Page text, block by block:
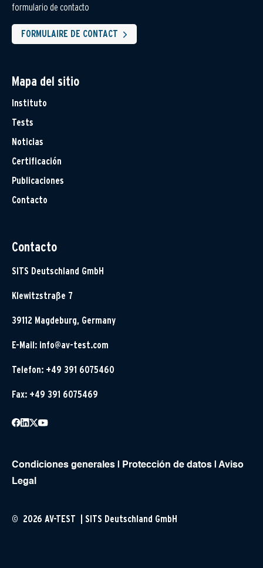
formulario de contacto
FORMULAIRE DE CONTACT
Mapa del sitio
Instituto
Tests
Noticias
Certificación
Publicaciones
Contacto
Contacto
SITS Deutschland GmbH
Klewitzstraße 7
39112 Magdeburg, Germany
E-Mail: info@av-test.com
Telefon: +49 391 6075460
Fax: +49 391 6075469
Condiciones generales Protección de datos
Aviso
Legal
© 2026 AV-TEST | SITS Deutschland GmbH